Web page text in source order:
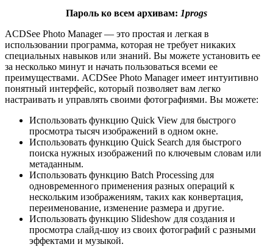
Пароль ко всем архивам: 1progs
ACDSee Photo Manager — это простая и легкая в
использовании программа, которая не требует никаких
специальных навыков или знаний. Вы можете установить ее
за несколько минут и начать пользоваться всеми ее
преимуществами. ACDSee Photo Manager имеет интуитивно
понятный интерфейс, который позволяет вам легко
настраивать и управлять своими фотографиями. Вы можете:
Использовать функцию Quick View для быстрого
просмотра тысяч изображений в одном окне.
Использовать функцию Quick Search для быстрого
поиска нужных изображений по ключевым словам или
метаданным.
Использовать функцию Batch Processing для
одновременного применения разных операций к
нескольким изображениям, таких как конвертация,
переименование, изменение размера и другие.
Использовать функцию Slideshow для создания и
просмотра слайд-шоу из своих фотографий с разными
эффектами и музыкой.